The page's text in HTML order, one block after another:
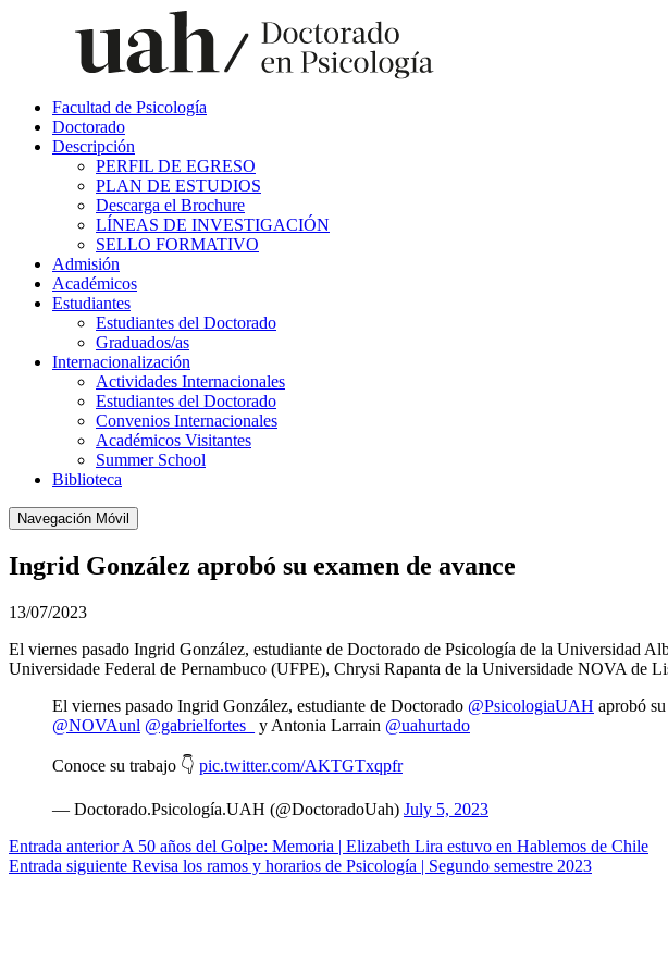
Facultad de Psicología
Doctorado
Descripción
PERFIL DE EGRESO
PLAN DE ESTUDIOS
Descarga el Brochure
LÍNEAS DE INVESTIGACIÓN
SELLO FORMATIVO
Admisión
Académicos
Estudiantes
Estudiantes del Doctorado
Graduados/as
Internacionalización
Actividades Internacionales
Estudiantes del Doctorado
Convenios Internacionales
Académicos Visitantes
Summer School
Biblioteca
Navegación Móvil
Ingrid González aprobó su examen de avance
13/07/2023
El viernes pasado Ingrid González, estudiante de Doctorado de Psicología de la Universidad
Universidade Federal de Pernambuco (UFPE), Chrysi Rapanta de la Universidade NOVA de
El viernes pasado Ingrid González, estudiante de Doctorado @PsicologiaUAH aprobó
@NOVAunl @gabrielfortes_ y Antonia Larrain @uahurtado
Conoce su trabajo 👇 pic.twitter.com/AKTGTxqpfr
— Doctorado.Psicología.UAH (@DoctoradoUah) July 5, 2023
Navegación
de
Entrada anterior A 50 años del Golpe: Memoria | Elizabeth Lira estuvo en Hablemos de Chile
Entrada siguiente Revisa los ramos y horarios de Psicología | Segundo semestre 2023